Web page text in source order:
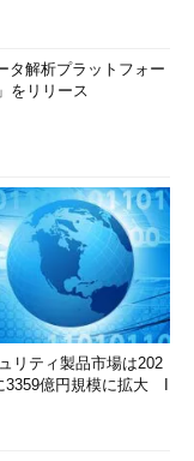
タ解析プラットフォー
をリリース
リティ製品市場は202
3359億円規模に拡大 I